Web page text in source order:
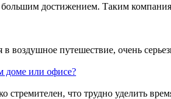
достижением. Таким
воздушное путешествие, очень
доме или офисе?
что трудно уделить